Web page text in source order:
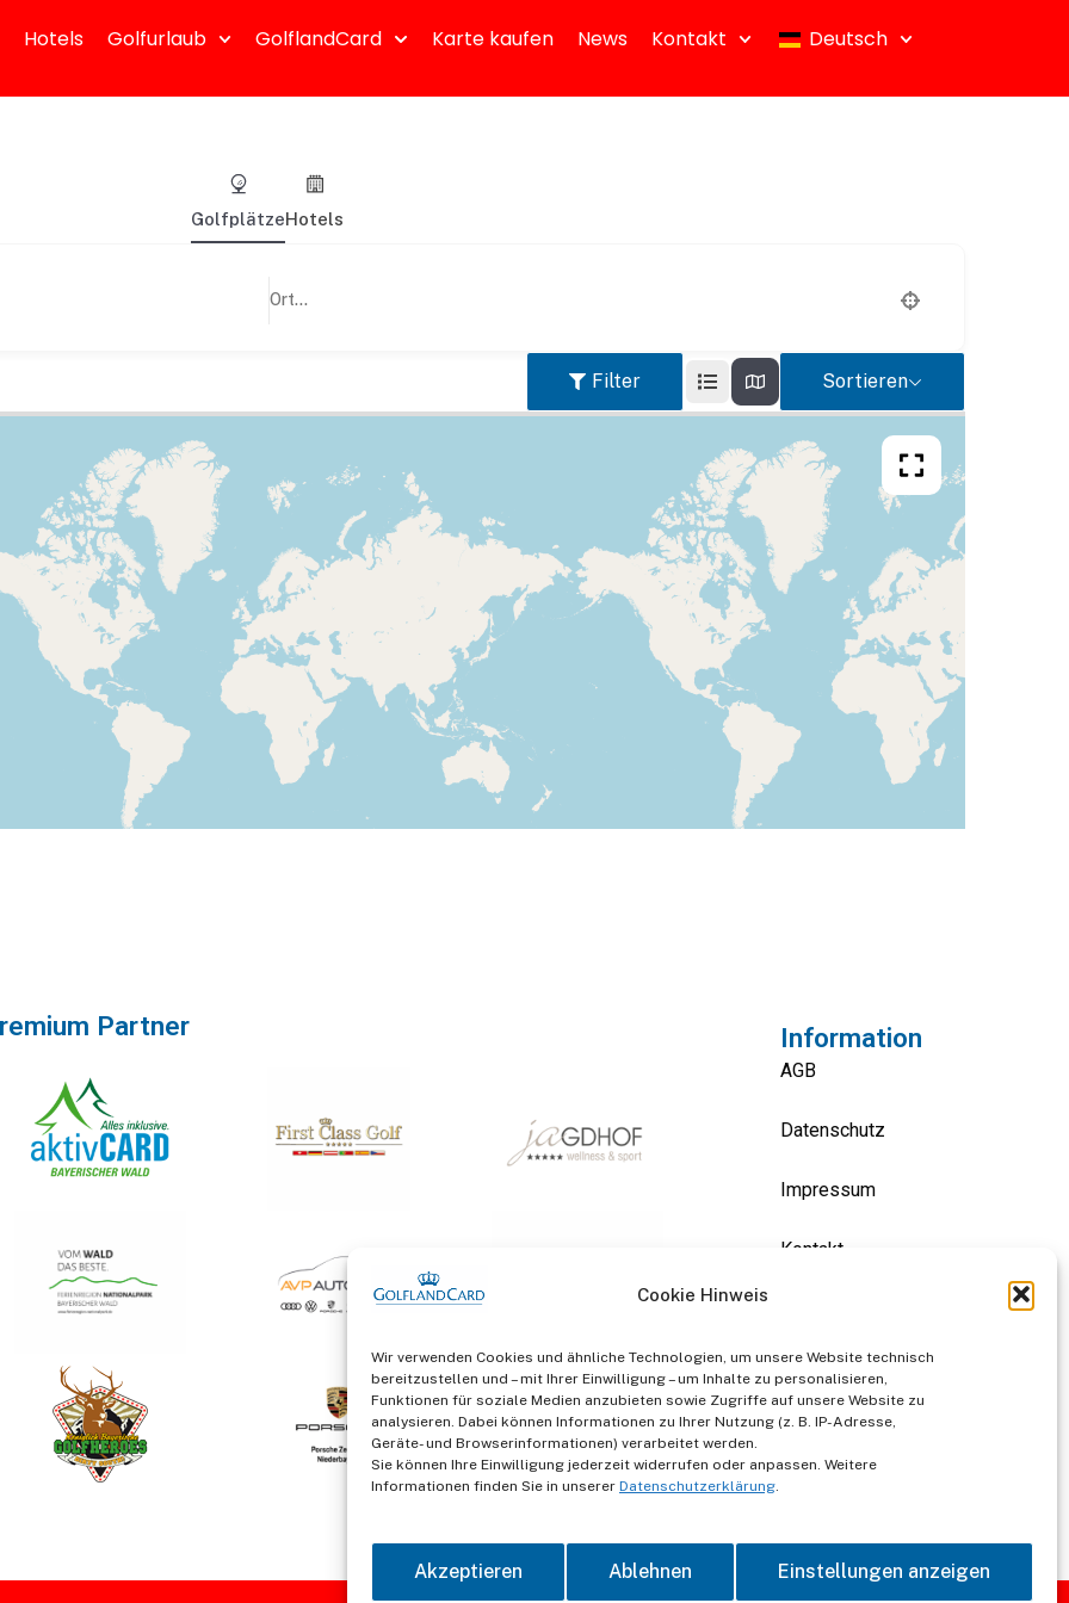
Cookie Hinweis
Wir verwenden Cookies und ähnliche Technologien, um unsere Website technisch
bereitzustellen und – mit Ihrer Einwilligung – um Inhalte zu personalisieren,
Funktionen für soziale Medien anzubieten sowie Zugriffe auf unsere Website zu
analysieren. Dabei können Informationen zu Ihrer Nutzung (z. B. IP-Adresse,
Geräte- und Browserinformationen) verarbeitet werden.
Sie können Ihre Einwilligung jederzeit widerrufen oder anpassen. Weitere
Informationen finden Sie in unserer Datenschutzerklärung.
Akzeptieren Ablehnen Einstellungen anzeigen
Hotels Golfurlaub GolflandCard Karte kaufen News Kontakt Deutsch
GolfplätzeHotels
Filter Sortieren
Partner Information
AGB
Datenschutz
Impressum
Kontakt